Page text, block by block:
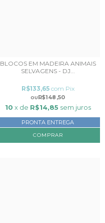
BLOCOS EM MADEIRA ANIMAIS
SELVAGENS - DJ...
R$148,50
R$133,65 com Pix
10 x de R$14,85 sem juros
PRONTA ENTREGA